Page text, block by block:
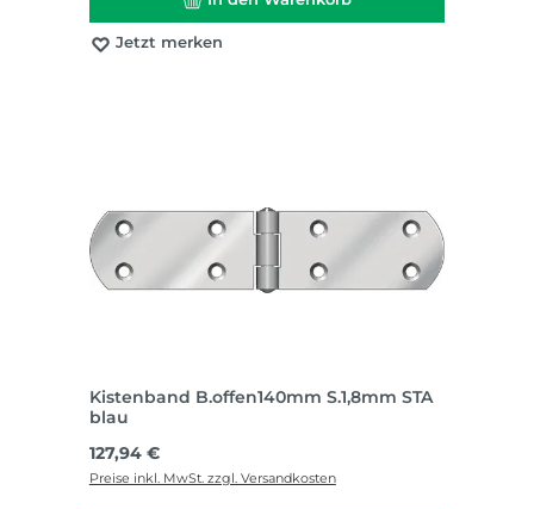
Jetzt merken
Kistenband B.offen140mm S.1,8mm STA
blau
Regulärer Preis:
127,94 €
Preise inkl. MwSt. zzgl. Versandkosten